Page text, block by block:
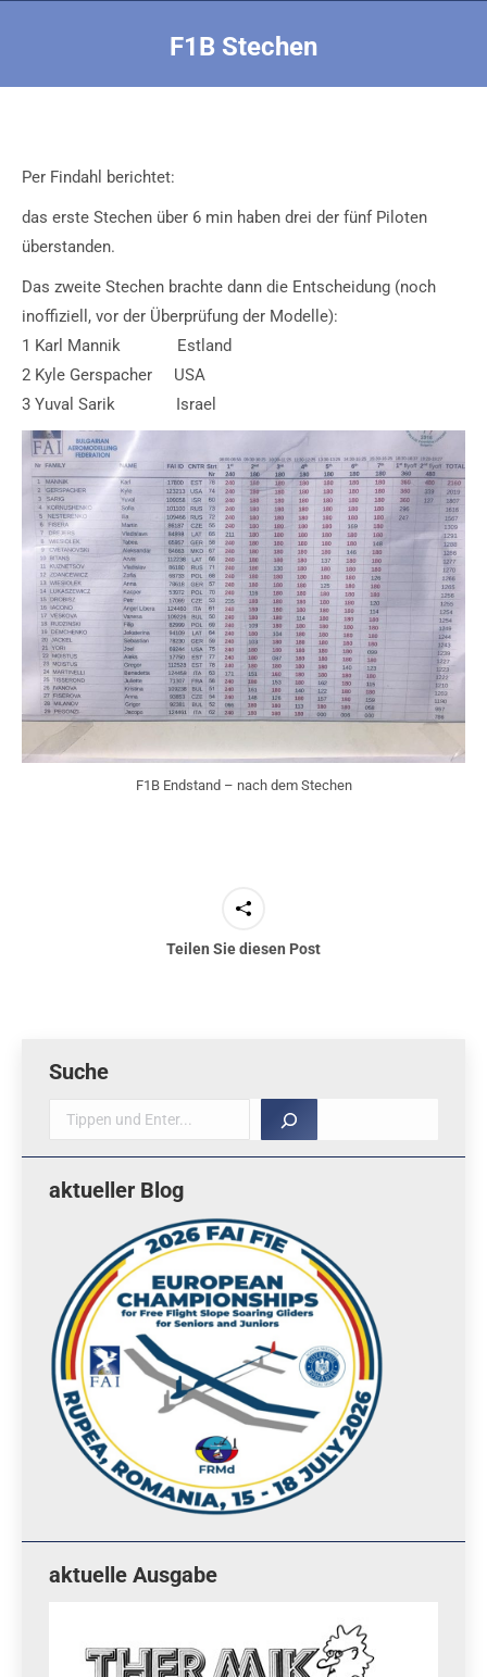
F1B Stechen
Per Findahl berichtet:
das erste Stechen über 6 min haben drei der fünf Piloten
überstanden.
Das zweite Stechen brachte dann die Entscheidung (noch
inoffiziell, vor der Überprüfung der Modelle):
1 Karl Mannik Estland
2 Kyle Gerspacher USA
3 Yuval Sarik Israel
F1B Endstand – nach dem Stechen
Teilen Sie diesen Post
Suche
Suche
aktueller Blog
aktuelle Ausgabe